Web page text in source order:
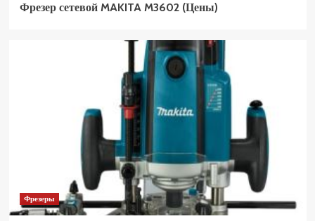
Фрезер сетевой MAKITA M3602 (Цены)
Фрезеры